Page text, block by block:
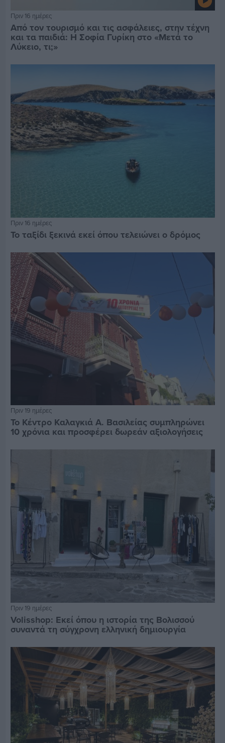
Πριν 16 ημέρες
Από τον τουρισμό και τις ασφάλειες, στην τέχνη
και τα παιδιά: Η Σοφία Γυρίκη στο «Μετά το
Λύκειο, τι;»
Πριν 16 ημέρες
Το ταξίδι ξεκινά εκεί όπου τελειώνει ο δρόμος
Πριν 19 ημέρες
Το Κέντρο Καλαγκιά Α. Βασιλείας συμπληρώνει
10 χρόνια και προσφέρει δωρεάν αξιολογήσεις
Πριν 19 ημέρες
Volisshop: Εκεί όπου η ιστορία της Βολισσού
συναντά τη σύγχρονη ελληνική δημιουργία